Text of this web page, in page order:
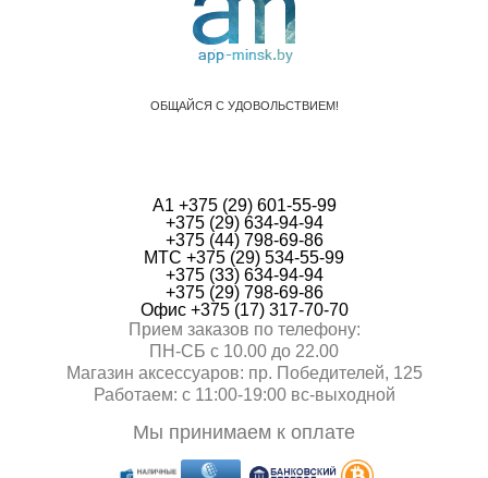
ОБЩАЙСЯ С УДОВОЛЬСТВИЕМ!
А1 +375 (29) 601-55-99
+375 (29) 634-94-94
+375 (44) 798-69-86
МТС +375 (29) 534-55-99
+375 (33) 634-94-94
+375 (29) 798-69-86
Офис +375 (17) 317-70-70
Прием заказов по телефону:
ПН-СБ с 10.00 до 22.00
Магазин аксессуаров: пр. Победителей, 125
Работаем: с 11:00-19:00 вc-выходной
Мы принимаем к оплате